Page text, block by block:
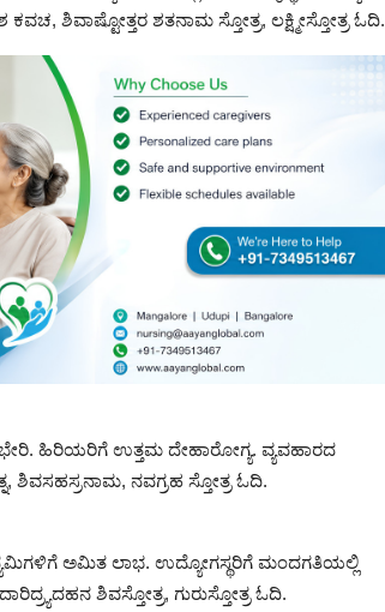
ಶಿವಾಷ್ಟೋತ್ತರ ಶತನಾಮ ಸ್ತೋತ್ರ, ಲಕ್ಷ್ಮೀಸ್ತೋತ್ರ ಓದಿ.
ಹಿರಿಯರಿಗೆ ಉತ್ತಮ ದೇಹಾರೋಗ್ಯ. ವ್ಯವಹಾರದ
ನವಗ್ರಹ ಸ್ತೋತ್ರ ಓದಿ.
ಅಮಿತ ಲಾಭ. ಉದ್ಯೋಗಸ್ಥರಿಗೆ ಮಂದಗತಿಯಲ್ಲಿ
ಶಿವಸ್ತೋತ್ರ, ಗುರುಸ್ತೋತ್ರ ಓದಿ.